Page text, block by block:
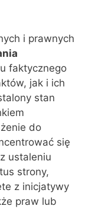
i prawnych
faktycznego
jak i ich
stan
do
się
ustaleniu
strony,
z inicjatywy
praw lub